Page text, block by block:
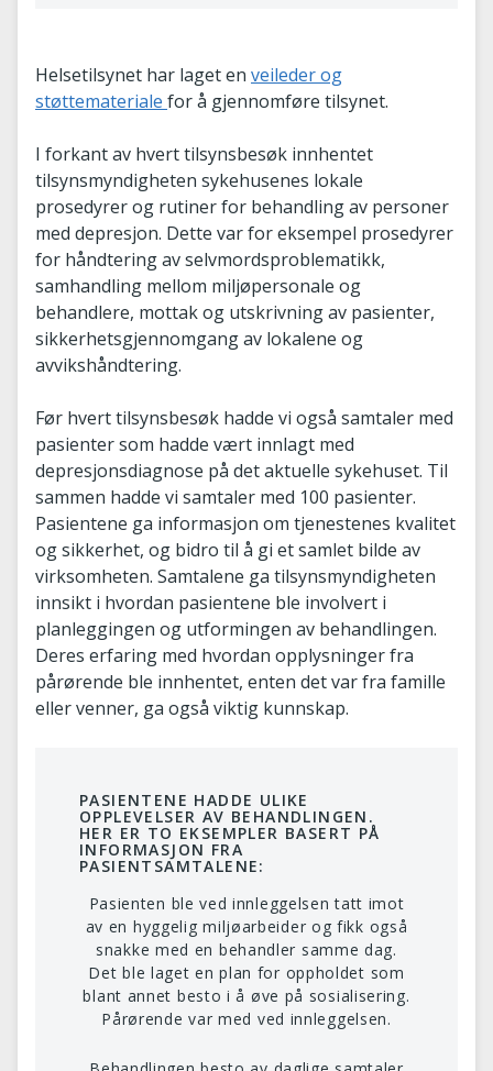
Helsetilsynet har laget en veileder og
støttemateriale for å gjennomføre tilsynet.
I forkant av hvert tilsynsbesøk innhentet
tilsynsmyndigheten sykehusenes lokale
prosedyrer og rutiner for behandling av personer
med depresjon. Dette var for eksempel prosedyrer
for håndtering av selvmordsproblematikk,
samhandling mellom miljøpersonale og
behandlere, mottak og utskrivning av pasienter,
sikkerhetsgjennomgang av lokalene og
avvikshåndtering.
Før hvert tilsynsbesøk hadde vi også samtaler med
pasienter som hadde vært innlagt med
depresjonsdiagnose på det aktuelle sykehuset. Til
sammen hadde vi samtaler med 100 pasienter.
Pasientene ga informasjon om tjenestenes kvalitet
og sikkerhet, og bidro til å gi et samlet bilde av
virksomheten. Samtalene ga tilsynsmyndigheten
innsikt i hvordan pasientene ble involvert i
planleggingen og utformingen av behandlingen.
Deres erfaring med hvordan opplysninger fra
pårørende ble innhentet, enten det var fra famille
eller venner, ga også viktig kunnskap.
PASIENTENE HADDE ULIKE
OPPLEVELSER AV BEHANDLINGEN.
HER ER TO EKSEMPLER BASERT PÅ
INFORMASJON FRA
PASIENTSAMTALENE:
Pasienten ble ved innleggelsen tatt imot
av en hyggelig miljøarbeider og fikk også
snakke med en behandler samme dag.
Det ble laget en plan for oppholdet som
blant annet besto i å øve på sosialisering.
Pårørende var med ved innleggelsen.